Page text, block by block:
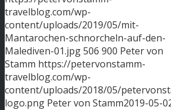
travelblog.com/wp-
content/uploads/2019/05/mit-
Mantarochen-schnorcheln-auf-den-
Malediven-01.jpg506 900 Peter von
Stamm https://petervonstamm-
travelblog.com/wp-
content/uploads/2018/05/
logo.png Peter von Stamm2019-05-